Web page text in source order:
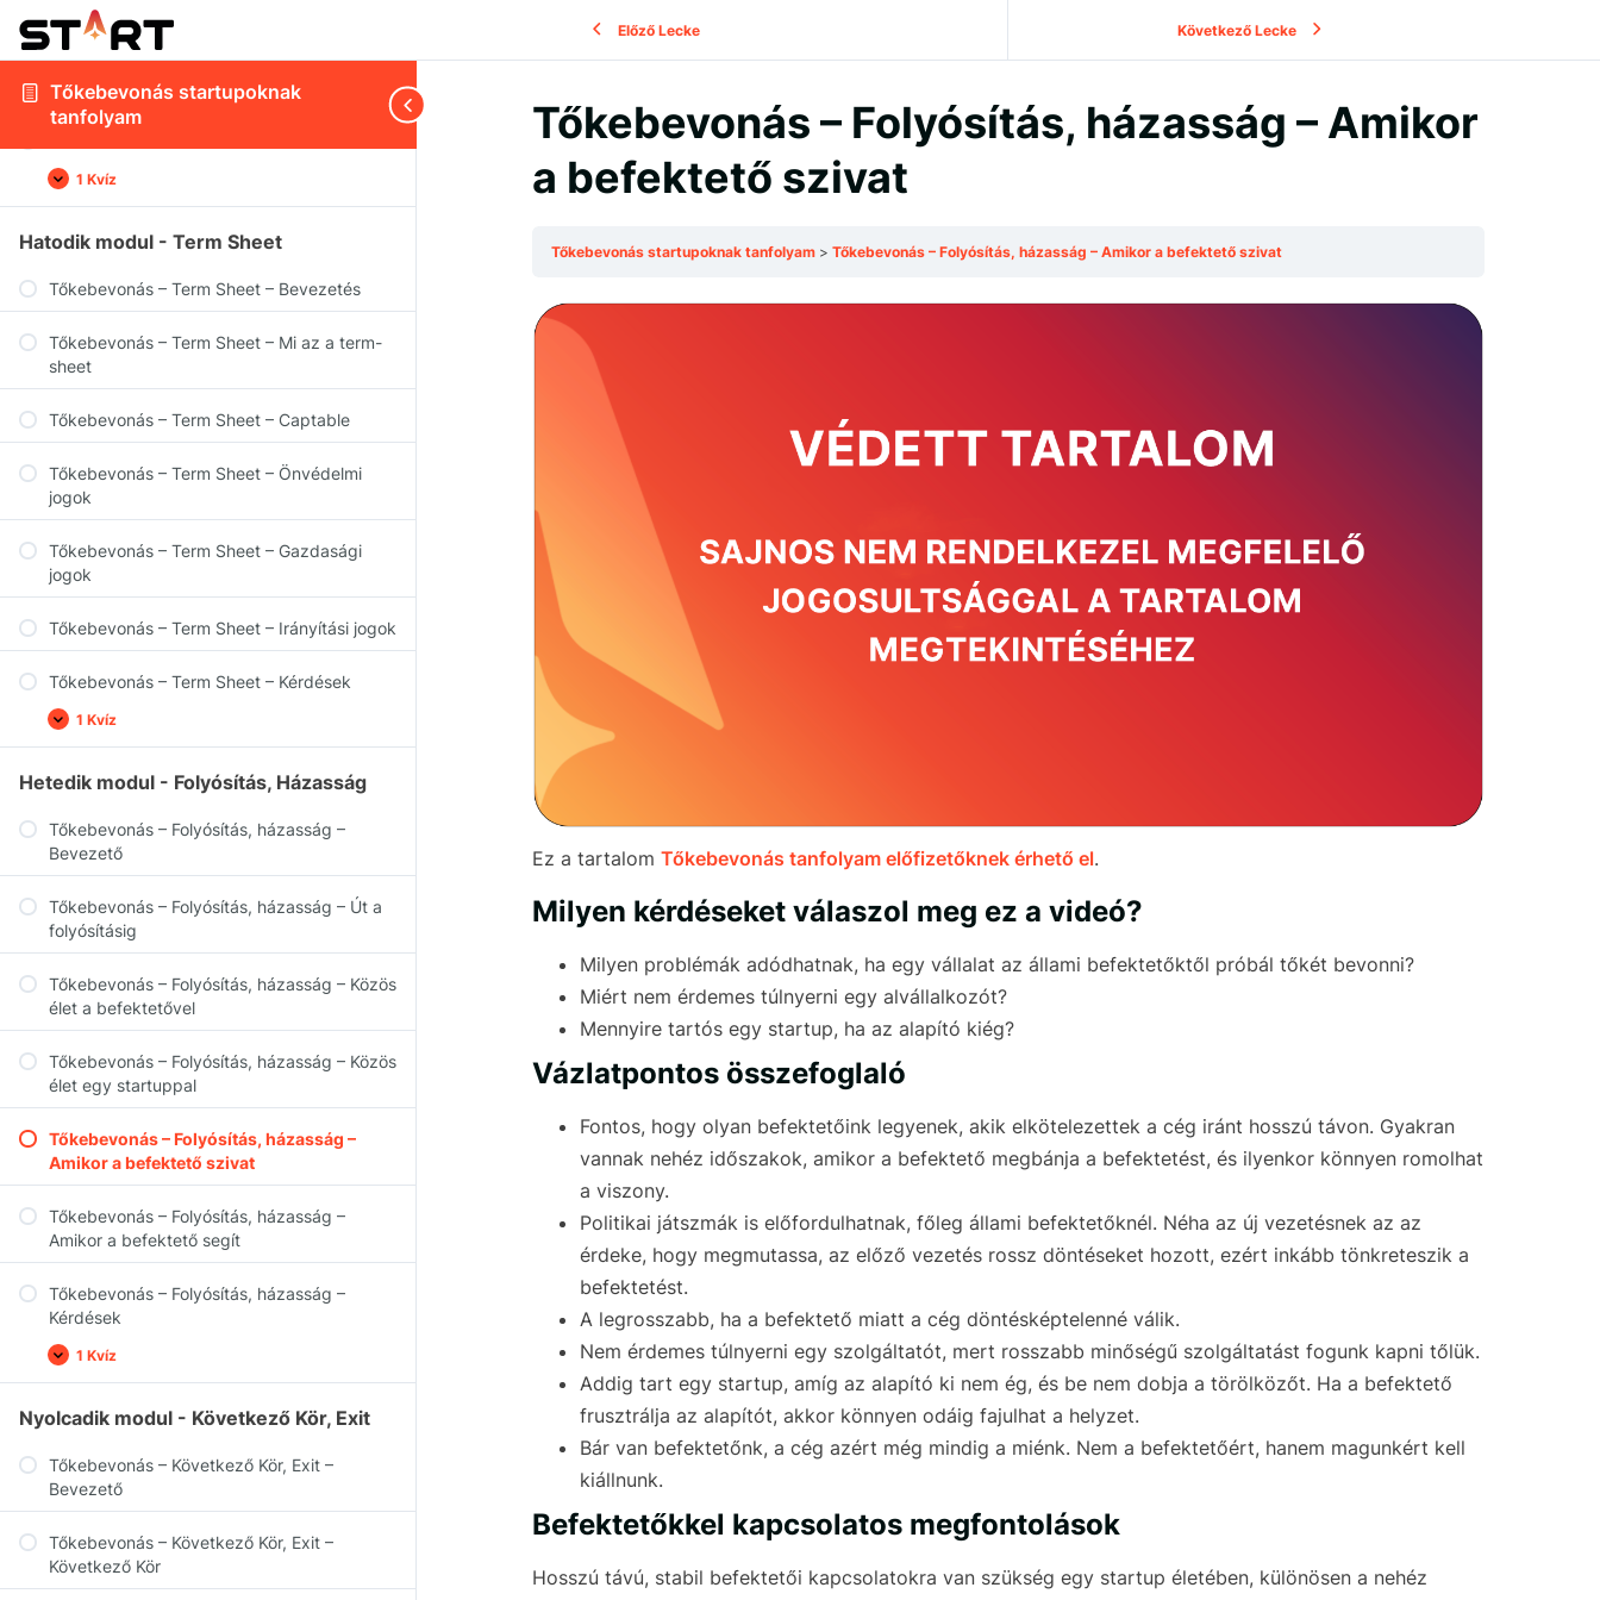
Tőkebevonás startupoknak
tanfolyam
cégérték illúzió
Tőkebevonás – Tervek és matek –
Likvidációs preferencia
1 Kvíz
Hatodik modul - Term Sheet
Tőkebevonás – Term Sheet – Bevezetés
Tőkebevonás – Term Sheet – Mi az a term-
sheet
Tőkebevonás – Term Sheet – Captable
Tőkebevonás – Term Sheet – Önvédelmi
jogok
Tőkebevonás – Term Sheet – Gazdasági
jogok
Tőkebevonás – Term Sheet – Irányítási jogok
Tőkebevonás – Term Sheet – Kérdések
1 Kvíz
Hetedik modul - Folyósítás, Házasság
Tőkebevonás – Folyósítás, házasság –
Bevezető
Tőkebevonás – Folyósítás, házasság – Út a
folyósításig
Tőkebevonás – Folyósítás, házasság – Közös
élet a befektetővel
Tőkebevonás – Folyósítás, házasság – Közös
élet egy startuppal
Tőkebevonás – Folyósítás, házasság –
Amikor a befektető szivat
Tőkebevonás – Folyósítás, házasság –
Amikor a befektető segít
Tőkebevonás – Folyósítás, házasság –
Kérdések
1 Kvíz
Nyolcadik modul - Következő Kör, Exit
Tőkebevonás – Következő Kör, Exit –
Bevezető
Tőkebevonás – Következő Kör, Exit –
Következő Kör
Előző Lecke Következő Lecke
Tőkebevonás – Folyósítás, házasság – Amikor
a befektető szivat
Tőkebevonás startupoknak tanfolyam Tőkebevonás – Folyósítás, házasság – Amikor a befektető szivat
Ez a tartalom Tőkebevonás tanfolyam előfizetőknek érhető el.
Milyen kérdéseket válaszol meg ez a videó?
Milyen problémák adódhatnak, ha egy vállalat az állami befektetőktől próbál tőkét bevonni?
Miért nem érdemes túlnyerni egy alvállalkozót?
Mennyire tartós egy startup, ha az alapító kiég?
Vázlatpontos összefoglaló
Fontos, hogy olyan befektetőink legyenek, akik elkötelezettek a cég iránt hosszú távon. Gyakran
vannak nehéz időszakok, amikor a befektető megbánja a befektetést, és ilyenkor könnyen romolhat
a viszony.
Politikai játszmák is előfordulhatnak, főleg állami befektetőknél. Néha az új vezetésnek az az
érdeke, hogy megmutassa, az előző vezetés rossz döntéseket hozott, ezért inkább tönkreteszik a
befektetést.
A legrosszabb, ha a befektető miatt a cég döntésképtelenné válik.
Nem érdemes túlnyerni egy szolgáltatót, mert rosszabb minőségű szolgáltatást fogunk kapni tőlük.
Addig tart egy startup, amíg az alapító ki nem ég, és be nem dobja a törölközőt. Ha a befektető
frusztrálja az alapítót, akkor könnyen odáig fajulhat a helyzet.
Bár van befektetőnk, a cég azért még mindig a miénk. Nem a befektetőért, hanem magunkért kell
kiállnunk.
Befektetőkkel kapcsolatos megfontolások
Hosszú távú, stabil befektetői kapcsolatokra van szükség egy startup életében, különösen a nehéz